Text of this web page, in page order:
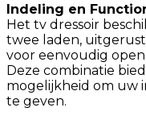
Indeling en
Het tv dressoir
twee laden,
voor eenvoudig
Deze combinatie
mogelijkheid om uw
te geven.